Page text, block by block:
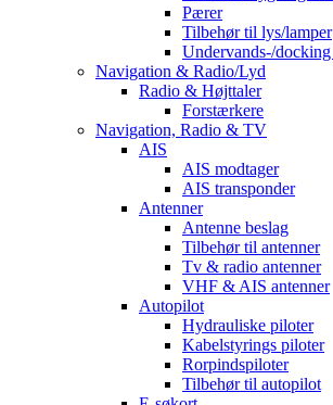
Pærer
Tilbehør til lys/lamper
Undervands-/
Navigation & Radio/Lyd
Radio & Højttaler
Forstærkere
Navigation, Radio & TV
AIS
AIS modtager
AIS transponder
Antenner
Antenne beslag
Tilbehør til antenner
Tv & radio antenner
VHF & AIS antenner
Autopilot
Hydrauliske piloter
Kabelstyrings piloter
Rorpindspiloter
Tilbehør til autopilot